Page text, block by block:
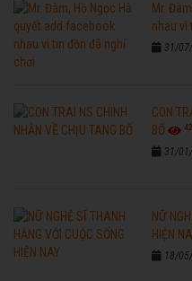
Mr.
nhau vì
31/
CON
BỐ
31/
NỮ
HIỆN
18/